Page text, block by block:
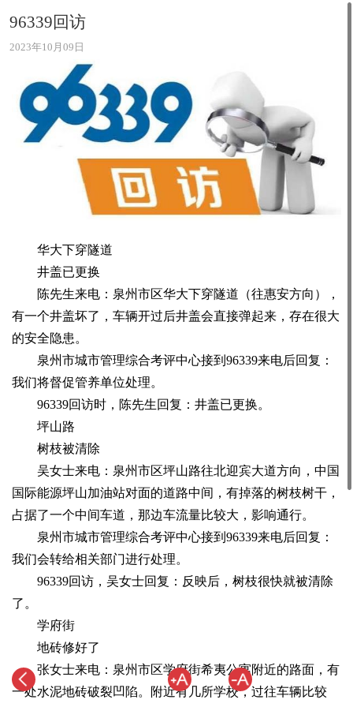
96339回访
2023年10月09日
华大下穿隧道
井盖已更换
陈先生来电：泉州市区华大下穿隧道（往惠安方向），
有一个井盖坏了，车辆开过后井盖会直接弹起来，存在很大
的安全隐患。
泉州市城市管理综合考评中心接到96339来电后回复：
我们将督促管养单位处理。
96339回访时，陈先生回复：井盖已更换。
坪山路
树枝被清除
吴女士来电：泉州市区坪山路往北迎宾大道方向，中国
国际能源坪山加油站对面的道路中间，有掉落的树枝树干，
占据了一个中间车道，那边车流量比较大，影响通行。
泉州市城市管理综合考评中心接到96339来电后回复：
我们会转给相关部门进行处理。
96339回访，吴女士回复：反映后，树枝很快就被清除
了。
学府街
地砖修好了
张女士来电：泉州市区学府街希夷公寓附近的路面，有
一处水泥地砖破裂凹陷。附近有几所学校，过往车辆比较